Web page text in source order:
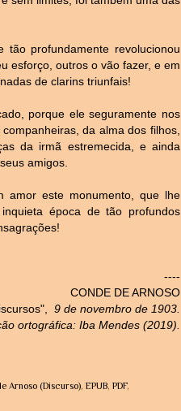
profundamente revolucionou
esforço, outros o vão fazer, e em
de clarins triunfais!
porque ele seguramente nos
da alma dos filhos,
da irmã estremecida, e ainda
amigos.
amor este monumento, que lhe
época de tão profundos
----
CONDE DE ARNOSO
9 de novembro de 1903.
ortográfica: Iba Mendes (2019).
Arnoso (Discurso), EPUB, PDF,